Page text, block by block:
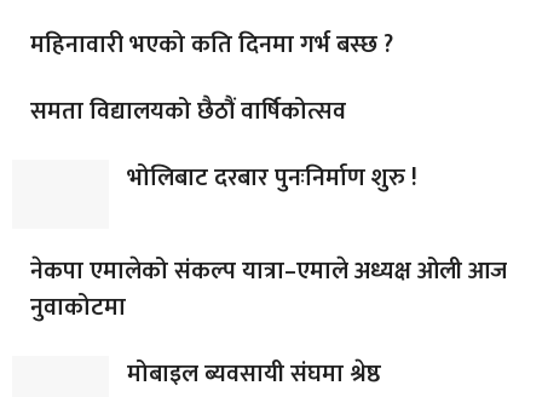
महिनावारी भएको कति दिनमा गर्भ बस्छ ?
समता विद्यालयको छैठौं वार्षिकोत्सव
भोलिबाट दरबार पुनःनिर्माण शुरु !
नेकपा एमालेको संकल्प यात्रा–एमाले अध्यक्ष ओली आज
नुवाकोटमा
मोबाइल ब्यवसायी संघमा श्रेष्ठ